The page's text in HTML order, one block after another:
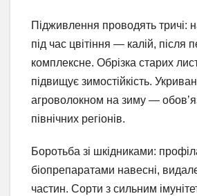
Підживлення проводять тричі:
під час цвітіння — калій,
комплексне. Обрізка старих
підвищує зимостійкість.
агроволокном на зиму —
північних регіонів.
Боротьба зі шкідниками:
біопрепаратами навесні,
частин. Сорти з сильним